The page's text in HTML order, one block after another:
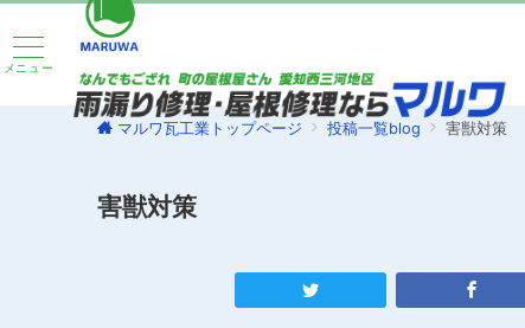
メニュー
マルワ瓦工業トップページ 投稿一覧blog 害獣対策
害獣対策